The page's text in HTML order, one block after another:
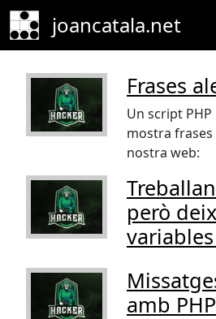
Skip to main content
joancatala.net
Frases
Un script
mostra frases
nostra web:
però
amb PHP